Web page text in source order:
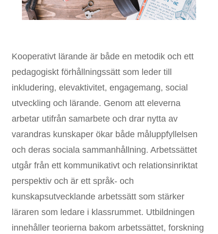
Kooperativt lärande är både en metodik och ett
pedagogiskt förhållningssätt som leder till
inkludering, elevaktivitet, engagemang, social
utveckling och lärande. Genom att eleverna
arbetar utifrån samarbete och drar nytta av
varandras kunskaper ökar både måluppfyllelsen
och deras sociala sammanhållning. Arbetssättet
utgår från ett kommunikativt och relationsinriktat
perspektiv och är ett språk- och
kunskapsutvecklande arbetssätt som stärker
läraren som ledare i klassrummet. Utbildningen
innehåller teorierna bakom arbetssättet, forskning